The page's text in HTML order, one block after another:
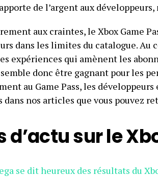
de l’argent aux
aux craintes, le Xbox Game
dans les limites du catalogue.
expériences qui amènent les
donc être gagnant pour les
au Game Pass, les
dans nos articles que vous pouvez
d’actu sur le
se dit heureux des résultats du